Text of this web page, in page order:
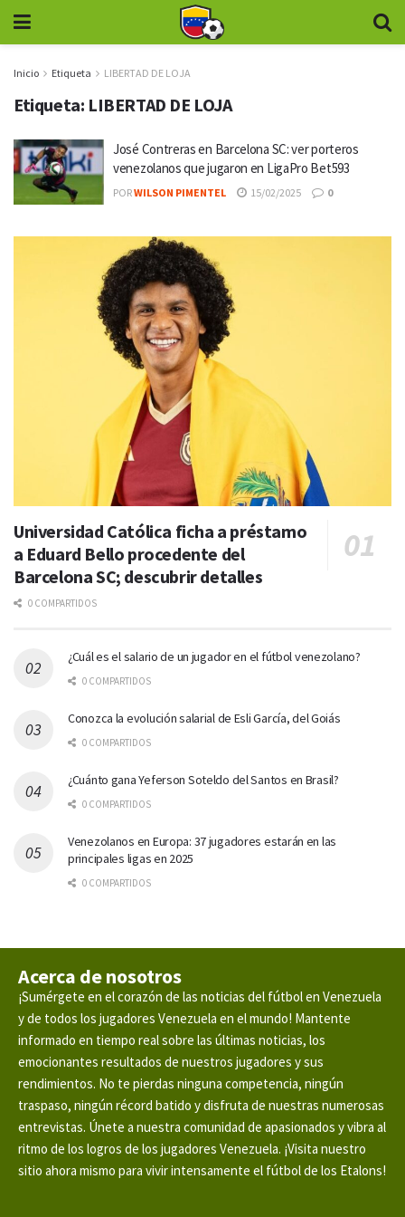
Inicio Etiqueta LIBERTAD DE LOJA
Etiqueta: LIBERTAD DE LOJA
José Contreras en Barcelona SC: ver porteros
venezolanos que jugaron en LigaPro Bet593
PORWILSON PIMENTEL 15/02/2025 0
Universidad Católica ficha a préstamo
a Eduard Bello procedente del
Barcelona SC; descubrir detalles
0 COMPARTIDOS
¿Cuál es el salario de un jugador en el fútbol venezolano?
0 COMPARTIDOS
Conozca la evolución salarial de Esli García, del Goiás
0 COMPARTIDOS
¿Cuánto gana Yeferson Soteldo del Santos en Brasil?
0 COMPARTIDOS
Venezolanos en Europa: 37 jugadores estarán en las
principales ligas en 2025
0 COMPARTIDOS
Acerca de nosotros
¡Sumérgete en el corazón de las noticias del fútbol en Venezuela
y de todos los jugadores Venezuela en el mundo! Mantente
informado en tiempo real sobre las últimas noticias, los
emocionantes resultados de nuestros jugadores y sus
rendimientos. No te pierdas ninguna competencia, ningún
traspaso, ningún récord batido y disfruta de nuestras numerosas
entrevistas. Únete a nuestra comunidad de apasionados y vibra al
ritmo de los logros de los jugadores Venezuela. ¡Visita nuestro
sitio ahora mismo para vivir intensamente el fútbol de los Etalons!